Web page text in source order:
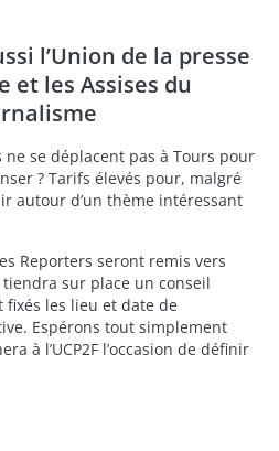
l’Union de la presse
et les Assises du
se déplacent pas à Tours pour
? Tarifs élevés pour, malgré
autour d’un thème intéressant
Reporters seront remis vers
sur place un conseil
fixés les lieu et date de
Espérons tout simplement
à l’UCP2F l’occasion de définir